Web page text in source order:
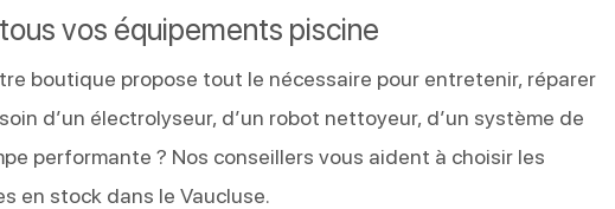
vos équipements piscine
boutique propose tout le nécessaire pour entretenir, réparer
d’un électrolyseur, d’un robot nettoyeur, d’un système de
performante ? Nos conseillers vous aident à choisir les
en stock dans le Vaucluse.